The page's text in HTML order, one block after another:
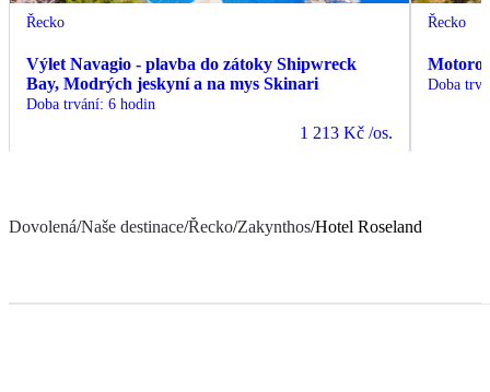
Řecko
Výlet Navagio - plavba do zátoky Shipwreck
Bay, Modrých jeskyní a na mys Skinari
Doba trvání: 6 hodin
1 213 Kč /os.
Řecko
Doba
Dovolená/Naše destinace/Řecko/Zakynthos/Hotel Roseland